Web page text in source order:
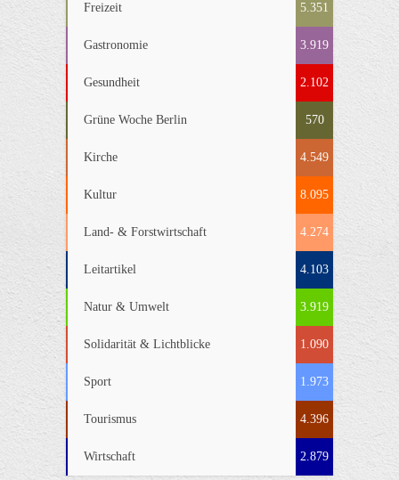
Freizeit 5.351
Gastronomie 3.919
Gesundheit 2.102
Grüne Woche Berlin 570
Kirche 4.549
Kultur 8.095
Land- & Forstwirtschaft 4.274
Leitartikel 4.103
Natur & Umwelt 3.919
Solidarität & Lichtblicke 1.090
Sport 1.973
Tourismus 4.396
Wirtschaft 2.879